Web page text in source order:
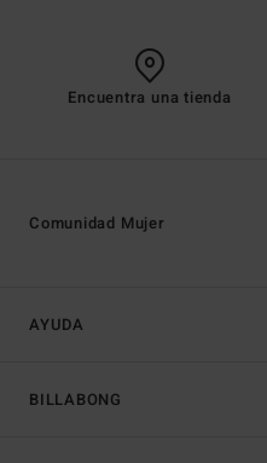
Encuentra una tienda
AYUDA
BILLABONG
Comunidad Mujer